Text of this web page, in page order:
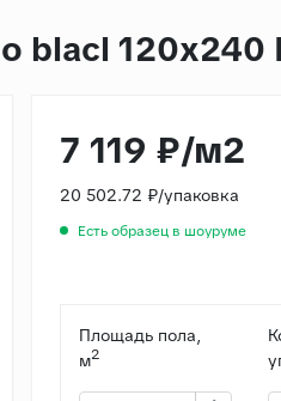
blacl
7 119 ₽/м2
20 502.72 ₽/упаковка
Есть образец в шоуруме
Площадь пола,
м2